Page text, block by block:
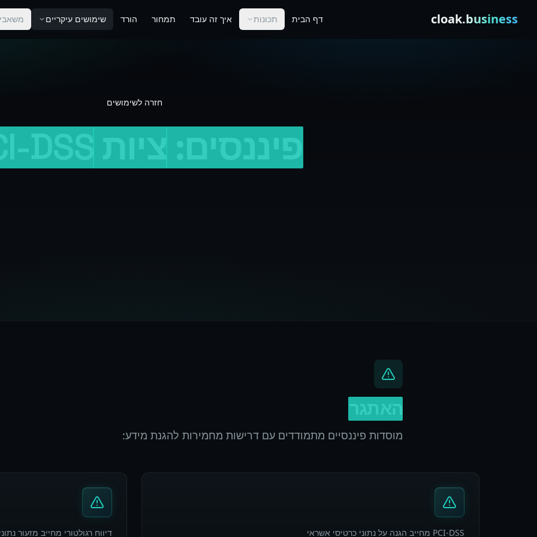
cloak.business דף הבית תכונות איך זה עובד תמחור הורד שימושים עיקריים
חזרה לשימושים
מוסדות פיננסיים מתמודדים עם דרישות מחמירות להגנת מידע:
PCI-DSS מחייב הגנה על נתוני כרטיסי אשראי דיווח רגולטורי מחייב מזעור